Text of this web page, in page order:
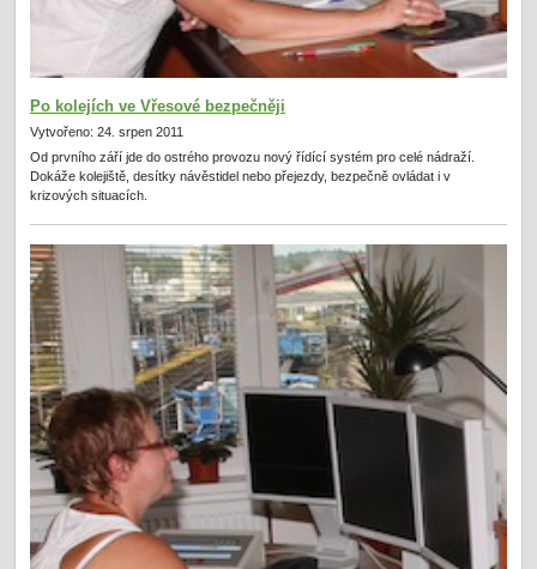
Po kolejích ve Vřesové bezpečněji
Vytvořeno: 24. srpen 2011
Od prvního září jde do ostrého provozu nový řídící systém pro celé nádraží.
Dokáže kolejiště, desítky návěstidel nebo přejezdy, bezpečně ovládat i v
krizových situacích.